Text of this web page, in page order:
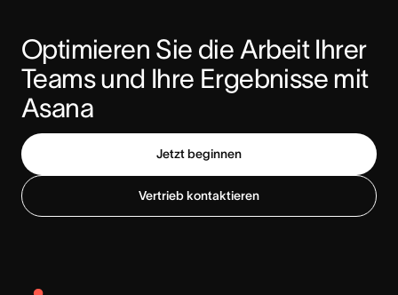
Optimieren Sie die Arbeit Ihrer
Teams und Ihre Ergebnisse mit
Asana
Jetzt beginnen
Vertrieb kontaktieren